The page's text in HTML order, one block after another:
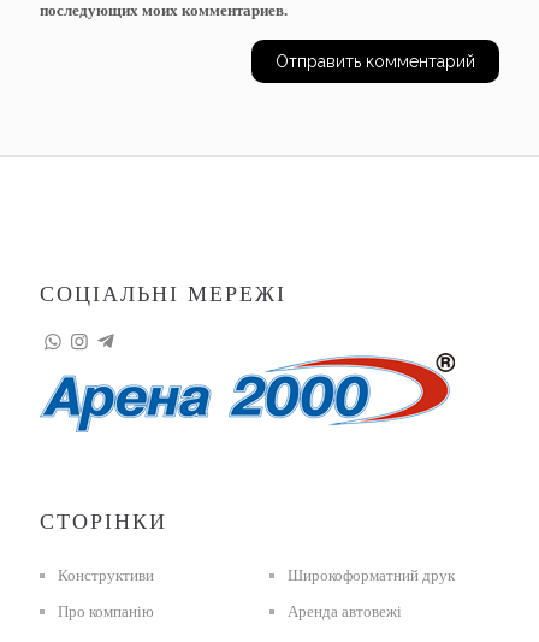
последующих моих комментариев.
СОЦІАЛЬНІ МЕРЕЖІ
СТОРІНКИ
Конструктиви
Про компанію
Широкоформатний друк
Аренда автовежі